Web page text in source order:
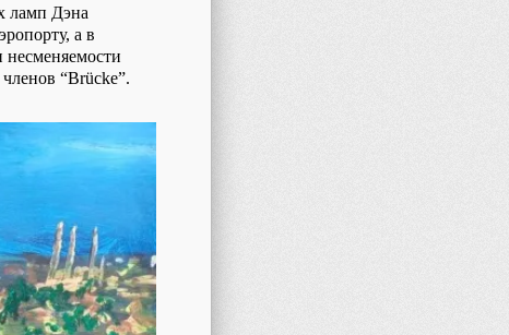
ламп Дэна
а в
несменяемости
“Brücke”.